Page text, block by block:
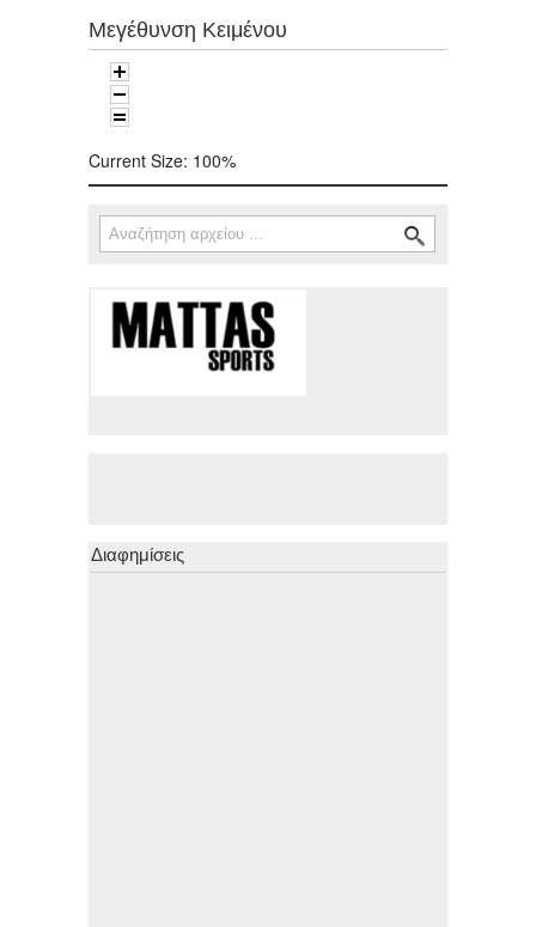
Μεγέθυνση Κειμένου
Current Size: 100%
Φόρμα αναζήτησης
Αναζήτηση
Διαφημίσεις